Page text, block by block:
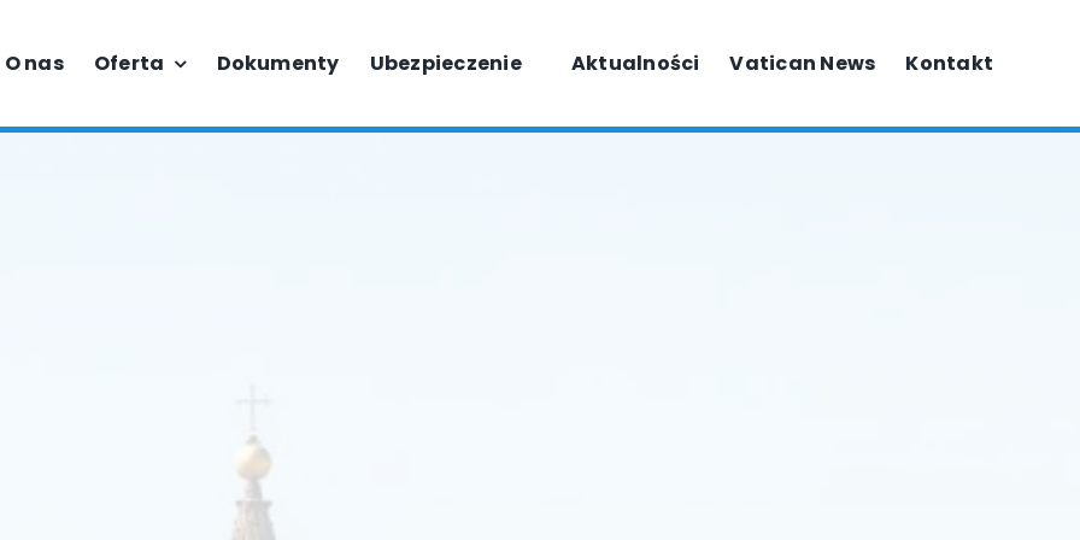
O nas Oferta Dokumenty Ubezpieczenie Aktualności Vatican News Kontakt